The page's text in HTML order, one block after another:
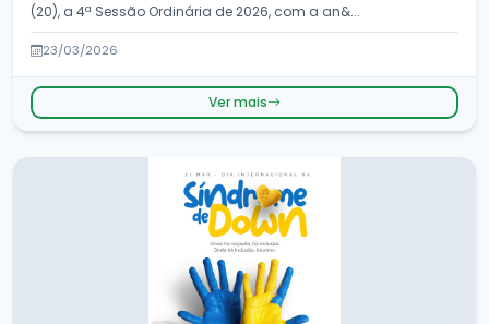
(20), a 4ª Sessão Ordinária de 2026, com a an&...
23/03/2026
Ver mais